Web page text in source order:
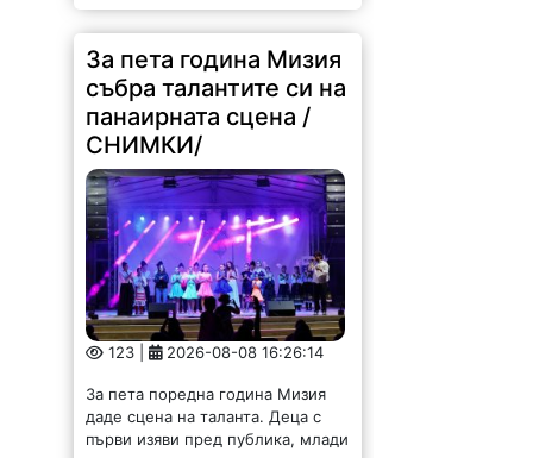
За пета година Мизия
събра талантите си на
панаирната сцена /
СНИМКИ/
123 | 2026-08-08 16:26:14
За пета поредна година Мизия
даде сцена на таланта. Деца с
първи изяви пред публика, млади